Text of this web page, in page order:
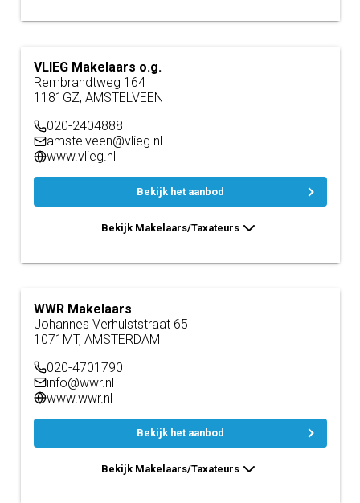
VLIEG Makelaars o.g.
Rembrandtweg 164
1181GZ, AMSTELVEEN
020-2404888
amstelveen@vlieg.nl
www.vlieg.nl
Bekijk het aanbod
Bekijk Makelaars/Taxateurs
WWR Makelaars
Johannes Verhulststraat 65
1071MT, AMSTERDAM
020-4701790
info@wwr.nl
www.wwr.nl
Bekijk het aanbod
Bekijk Makelaars/Taxateurs